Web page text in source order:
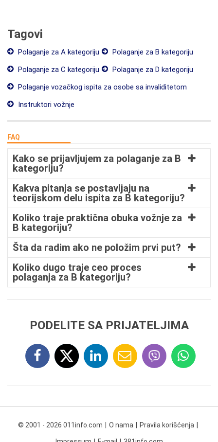
Tagovi
Polaganje za A kategoriju
Polaganje za B kategoriju
Polaganje za C kategoriju
Polaganje za D kategoriju
Polaganje vozačkog ispita za osobe sa invaliditetom
Instruktori vožnje
FAQ
Kako se prijavljujem za polaganje za B
kategoriju?
Kakva pitanja se postavljaju na
teorijskom delu ispita za B kategoriju?
Koliko traje praktična obuka vožnje za
B kategoriju?
Šta da radim ako ne položim prvi put?
Koliko dugo traje ceo proces
polaganja za B kategoriju?
PODELITE SA PRIJATELJIMA
© 2001 - 2026 011info.com O nama Pravila korišćenja